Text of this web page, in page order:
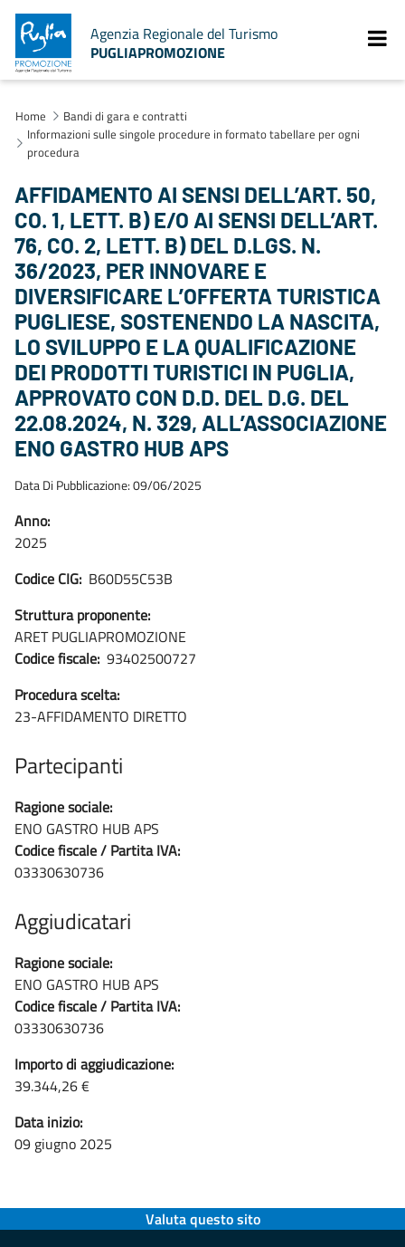
Agenzia Regionale del Turismo
PUGLIAPROMOZIONE
Home
Bandi di gara e contratti
Informazioni sulle singole procedure in formato tabellare per ogni
procedura
AFFIDAMENTO AI SENSI DELL’ART. 50,
CO. 1, LETT. B) E/O AI SENSI DELL’ART.
76, CO. 2, LETT. B) DEL D.LGS. N.
36/2023, PER INNOVARE E
DIVERSIFICARE L’OFFERTA TURISTICA
PUGLIESE, SOSTENENDO LA NASCITA,
LO SVILUPPO E LA QUALIFICAZIONE
DEI PRODOTTI TURISTICI IN PUGLIA,
APPROVATO CON D.D. DEL D.G. DEL
22.08.2024, N. 329, ALL’ASSOCIAZIONE
ENO GASTRO HUB APS
Data Di Pubblicazione: 09/06/2025
Anno:
2025
Codice CIG: B60D55C53B
Struttura proponente:
ARET PUGLIAPROMOZIONE
Codice fiscale: 93402500727
Procedura scelta:
23-AFFIDAMENTO DIRETTO
Partecipanti
Ragione sociale:
ENO GASTRO HUB APS
Codice fiscale / Partita IVA:
03330630736
Aggiudicatari
Ragione sociale:
ENO GASTRO HUB APS
Codice fiscale / Partita IVA:
03330630736
Importo di aggiudicazione:
39.344,26 €
Data inizio:
09 giugno 2025
Valuta questo sito